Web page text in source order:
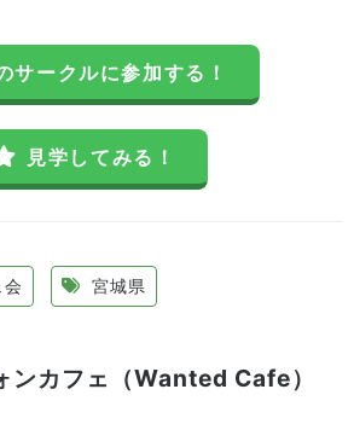
サークルに参加する！
見学してみる！
宮城県
ンカフェ（Wanted Cafe）